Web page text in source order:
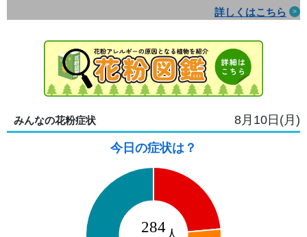
詳しくはこちら
みんなの花粉症状 8月10日(月)
今日の症状は？